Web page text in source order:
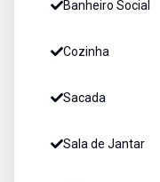
Banheiro Social
Cozinha
Sacada
Sala de Jantar